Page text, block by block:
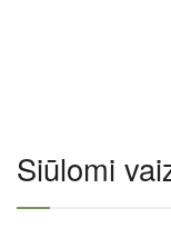
Siūlomi